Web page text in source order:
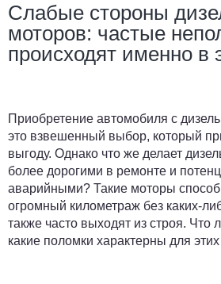
Слабые стороны
моторов: частые
происходят именно в
Приобретение автомобиля с
это взвешенный выбор, который
выгоду. Однако что же делает
более дорогими в ремонте и
аварийными? Такие моторы
огромный километраж без каких-
также часто выходят из строя. Что
какие поломки характерны для